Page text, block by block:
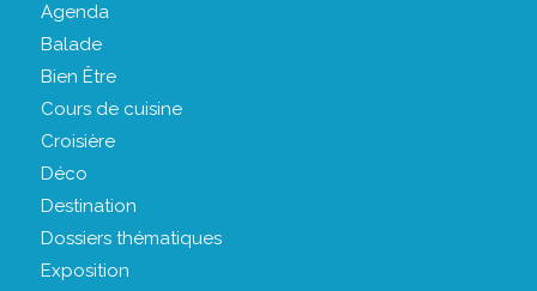
Agenda
Balade
Bien Être
Cours de cuisine
Croisière
Déco
Destination
Dossiers thématiques
Exposition